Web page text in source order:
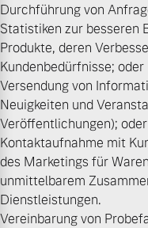
Durchführung von
Statistiken zur besseren
Produkte, deren
Kundenbedürfnisse; oder
Versendung von
Neuigkeiten und
Veröffentlichungen); oder
Kontaktaufnahme mit
des Marketings für
unmittelbarem
Dienstleistungen.
Vereinbarung von